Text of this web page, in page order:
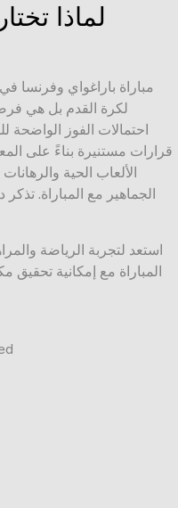
لماذا
لكرة القدم بل هي
احتمالات الفوز الواضحة
قرارات مستنيرة بناءً على
الألعاب الحية
الجماهير مع المباراة.
استعد لتجربة الرياضة
المباراة مع إمكانية تحقيق